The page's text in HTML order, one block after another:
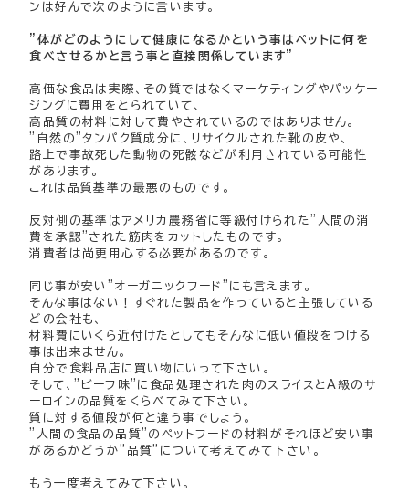
ンは好んで次のように言います。
”体がどのようにして健康になるかという事はペットに何を
食べさせるかと言う事と直接関係しています”
高価な食品は実際、その質ではなくマーケティングやパッケー
ジングに費用をとられていて、
高品質の材料に対して費やされているのではありません。
”自然の”タンパク質成分に、リサイクルされた靴の皮や、
路上で事故死した動物の死骸などが利用されている可能性
があります。
これは品質基準の最悪のものです。
反対側の基準はアメリカ農務省に等級付けられた”人間の消
費を承認”された筋肉をカットしたものです。
消費者は尚更用心する必要があるのです。
同じ事が安い”オーガニックフード”にも言えます。
そんな事はない！すぐれた製品を作っていると主張している
どの会社も、
材料費にいくら近付けたとしてもそんなに低い値段をつける
事は出来ません。
自分で食料品店に買い物にいって下さい。
そして、”ビーフ味”に食品処理された肉のスライスとA級のサ
ーロインの品質をくらべてみて下さい。
質に対する値段が何と違う事でしょう。
”人間の食品の品質”のペットフードの材料がそれほど安い事
があるかどうか”品質”について考えてみて下さい。
もう一度考えてみて下さい。